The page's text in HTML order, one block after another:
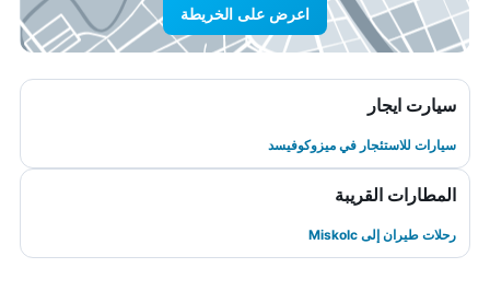
اعرض على الخريطة
سيارت ايجار
سيارات للاستئجار في ميزوكوفيسد
المطارات القريبة
رحلات طيران إلى Miskolc